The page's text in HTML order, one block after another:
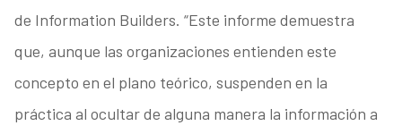
de Information Builders. “Este informe demuestra
que, aunque las organizaciones entienden este
concepto en el plano teórico, suspenden en la
práctica al ocultar de alguna manera la información a